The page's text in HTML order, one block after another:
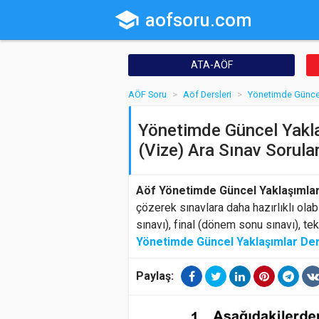
school aofsoru.com
ATA-AÖF
AÖF Soru Aöf Dersleri Yönetimde
Yönetimde Güncel
(Vize) Ara Sınav
Aöf Yönetimde Güncel
çözerek sınavlara daha hazırlıklı
sınavı), final (dönem sonu sınavı),
Yönetimde Güncel Yaklaşımlar
Paylaş: